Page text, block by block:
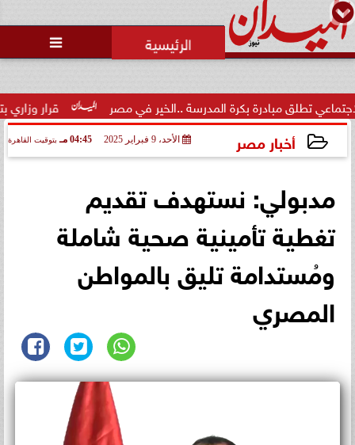

قرار وزاري بتكليف بكرة المدرسة ..الخير في مصر
أخبار مصر الأحد، 9 فبراير 2025 04:45 مـ بتوقيت القاهرة
مدبولي: نستهدف تقديم
تغطية تأمينية صحية شاملة
ومُستدامة تليق بالمواطن
المصري